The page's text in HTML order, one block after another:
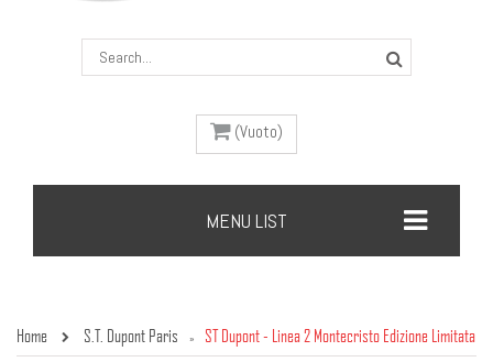
(Vuoto)
MENU LIST
Home S.T. Dupont Paris » ST Dupont - Linea 2 Montecristo Edizione Limitata